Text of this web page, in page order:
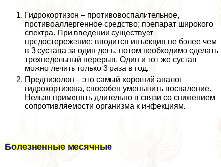
Гидрокортизон – противовоспалительное,
противоаллергенное средство; препарат широкого
спектра. При введении существует
предостережение: вводится инъекция не более чем
в 3 сустава за один день, потом необходимо сделать
трехнедельный перерыв. Один и тот же сустав
можно лечить только 3 раза в год.
Преднизолон – это самый хороший аналог
гидрокортизона, способен уменьшить воспаление.
Нельзя применять длительно в связи со снижением
сопротивляемости организма к инфекциям.
Болезненные мecячные